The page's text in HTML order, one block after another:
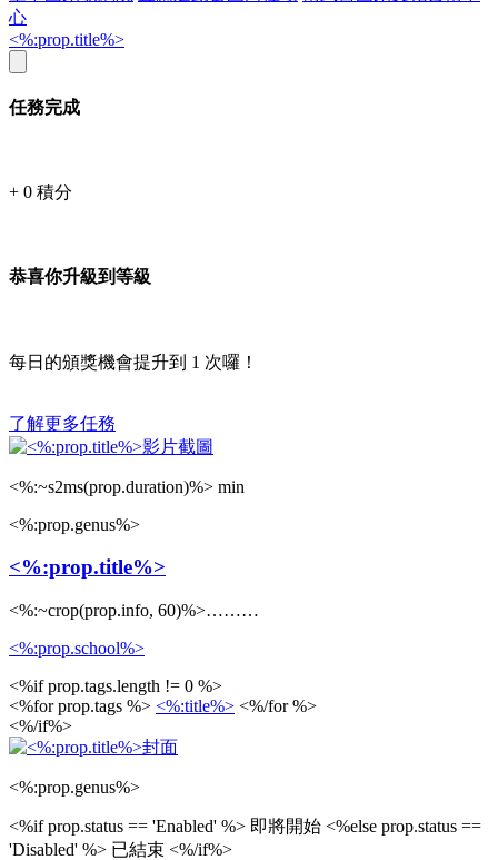
心
<%:prop.title%>
任務完成
+ 0 積分
恭喜你升級到等級
每日的頒獎機會提升到 1 次囉！
了解更多任務
<%:~s2ms(prop.duration)%> min
<%:prop.genus%>
<%:prop.title%>
<%:~crop(prop.info, 60)%>………
<%:prop.school%>
<%if prop.tags.length != 0 %>
<%for prop.tags %> <%:title%> <%/for %>
<%/if%>
<%:prop.genus%>
<%if prop.status == 'Enabled' %> 即將開始 <%else prop.status ==
'Disabled' %> 已結束 <%/if%>